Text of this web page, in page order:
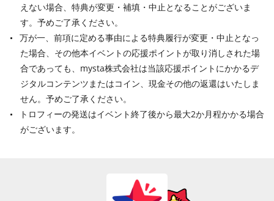
えない場合、特典が変更・補填・中止となることがございま
す。予めご了承ください。
万が一、前項に定める事由による特典履行が変更・中止となっ
た場合、その他本イベントの応援ポイントが取り消しされた場
合であっても、mysta株式会社は当該応援ポイントにかかるデ
ジタルコンテンツまたはコイン、現金その他の返還はいたしま
せん。予めご了承ください。
トロフィーの発送はイベント終了後から最大2か月程かかる場合
がございます。